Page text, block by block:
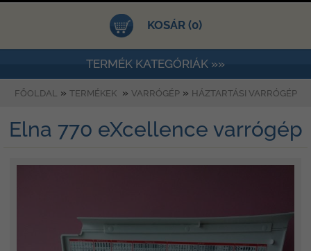
KOSÁR (0)
TERMÉK KATEGÓRIÁK »»
FŐOLDAL » TERMÉKEK » VARRÓGÉP» HÁZTARTÁSI VARRÓGÉP
Elna 770 eXcellence varrógép